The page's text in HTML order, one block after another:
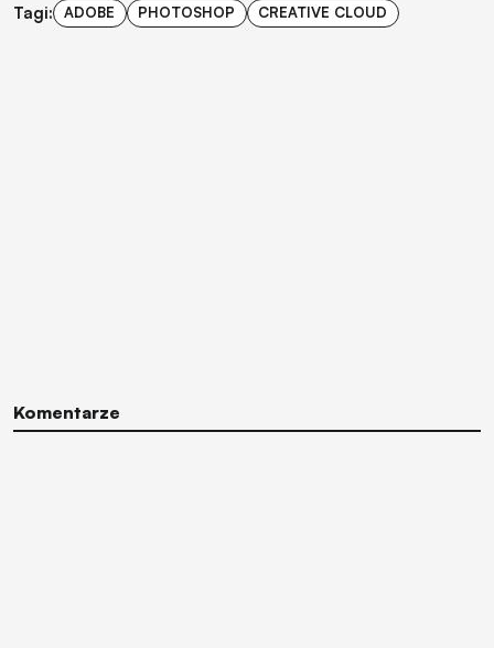
Tagi: ADOBE PHOTOSHOP CREATIVE CLOUD
Komentarze